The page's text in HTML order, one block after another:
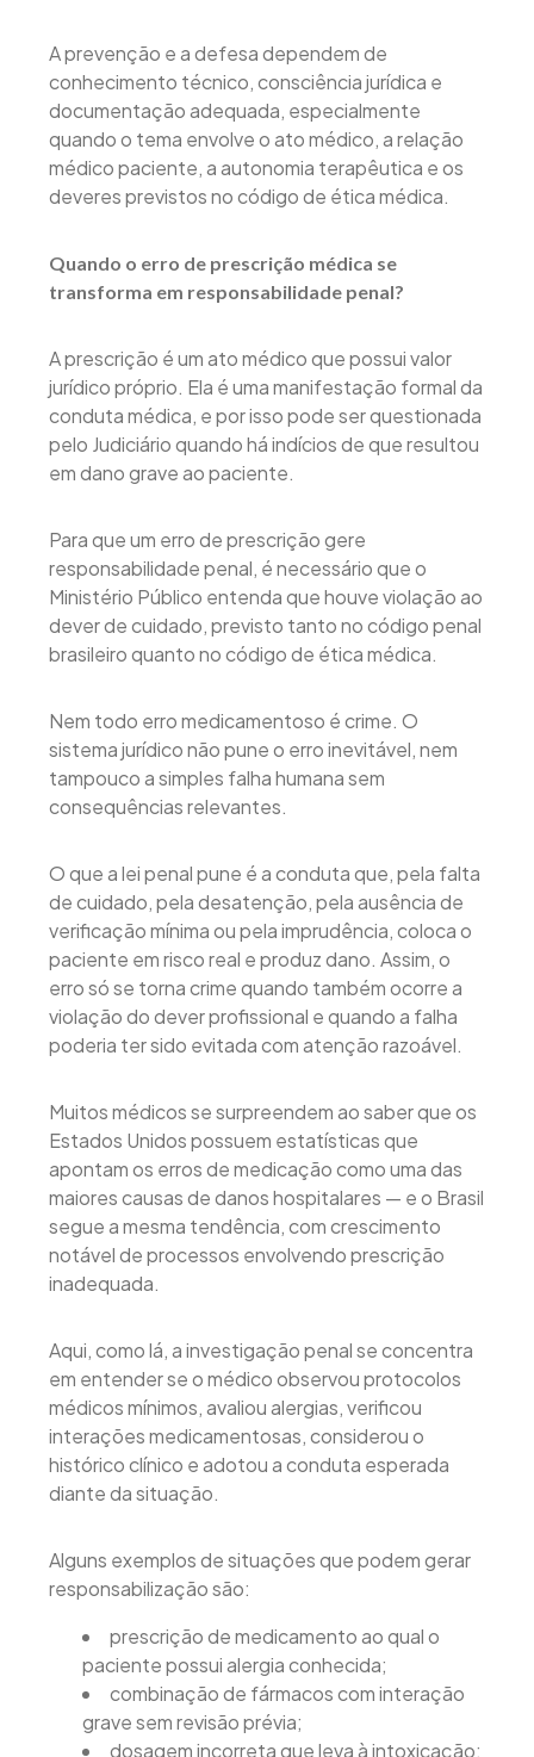
A prevenção e a defesa dependem de
conhecimento técnico, consciência jurídica e
documentação adequada, especialmente
quando o tema envolve o ato médico, a relação
médico paciente, a autonomia terapêutica e os
deveres previstos no código de ética médica.
Quando o erro de prescrição médica se
transforma em responsabilidade penal?
A prescrição é um ato médico que possui valor
jurídico próprio. Ela é uma manifestação formal da
conduta médica, e por isso pode ser questionada
pelo Judiciário quando há indícios de que resultou
em dano grave ao paciente.
Para que um erro de prescrição gere
responsabilidade penal, é necessário que o
Ministério Público entenda que houve violação ao
dever de cuidado, previsto tanto no código penal
brasileiro quanto no código de ética médica.
Nem todo erro medicamentoso é crime. O
sistema jurídico não pune o erro inevitável, nem
tampouco a simples falha humana sem
consequências relevantes.
O que a lei penal pune é a conduta que, pela falta
de cuidado, pela desatenção, pela ausência de
verificação mínima ou pela imprudência, coloca o
paciente em risco real e produz dano. Assim, o
erro só se torna crime quando também ocorre a
violação do dever profissional e quando a falha
poderia ter sido evitada com atenção razoável.
Muitos médicos se surpreendem ao saber que os
Estados Unidos possuem estatísticas que
apontam os erros de medicação como uma das
maiores causas de danos hospitalares — e o Brasil
segue a mesma tendência, com crescimento
notável de processos envolvendo prescrição
inadequada.
Aqui, como lá, a investigação penal se concentra
em entender se o médico observou protocolos
médicos mínimos, avaliou alergias, verificou
interações medicamentosas, considerou o
histórico clínico e adotou a conduta esperada
diante da situação.
Alguns exemplos de situações que podem gerar
responsabilização são:
prescrição de medicamento ao qual o
paciente possui alergia conhecida;
combinação de fármacos com interação
grave sem revisão prévia;
dosagem incorreta que leva à intoxicação;